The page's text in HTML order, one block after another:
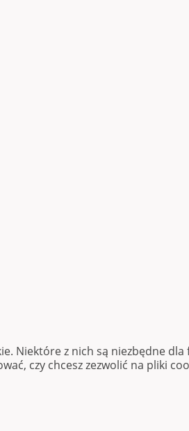
Niektóre z nich są niezbędne
czy chcesz zezwolić na pliki